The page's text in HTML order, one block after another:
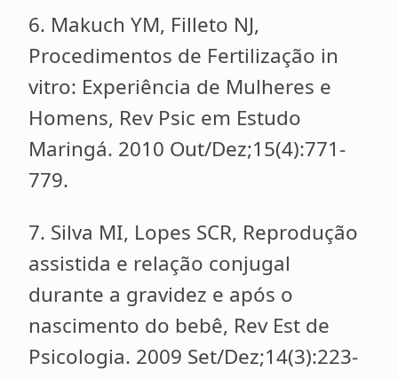
6. Makuch YM, Filleto NJ,
Procedimentos de Fertilização in
vitro: Experiência de Mulheres e
Homens, Rev Psic em Estudo
Maringá. 2010 Out/Dez;15(4):771-
779.
7. Silva MI, Lopes SCR, Reprodução
assistida e relação conjugal
durante a gravidez e após o
nascimento do bebê, Rev Est de
Psicologia. 2009 Set/Dez;14(3):223-